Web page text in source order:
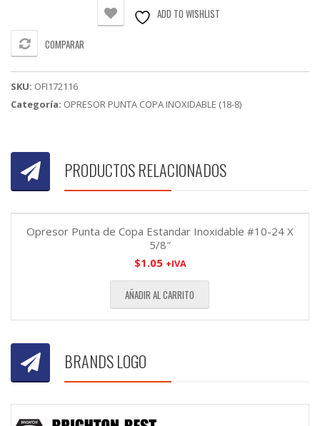
#1-
72
cantidad
ADD TO WISHLIST
COMPARAR
SKU: OFI172116
Categoría: OPRESOR PUNTA COPA INOXIDABLE (18-8)
PRODUCTOS RELACIONADOS
Opresor Punta de Copa Estandar Inoxidable #10-24 X
5/8″
$1.05 +IVA
AÑADIR AL CARRITO
BRANDS LOGO